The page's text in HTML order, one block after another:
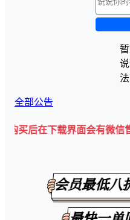
全部公告
载界面会有微信售后客服二